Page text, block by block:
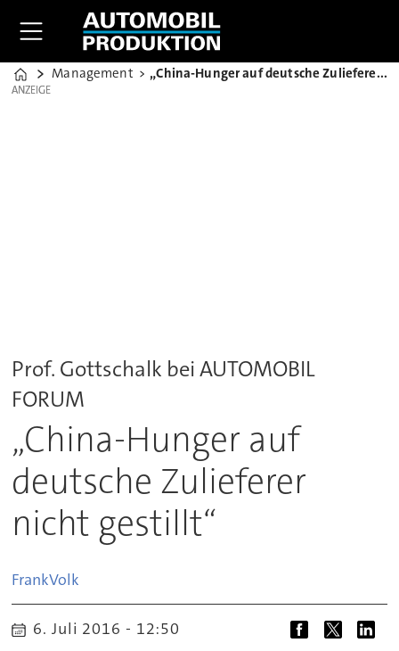
Home
Management „China-Hunger auf deutsche Zulieferer nicht gestillt“
ANZEIGE
ANZEIGE
Prof. Gottschalk bei AUTOMOBIL
FORUM
„China-Hunger auf
deutsche Zulieferer
nicht gestillt“
FrankVolk
6. Juli 2016 - 12:50